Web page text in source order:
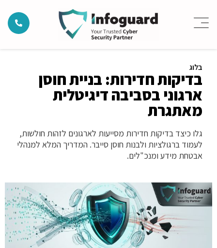
בלוג
בדיקות חדירות: בניית חוסן
ארגוני בסביבה דיגיטלית
מאתגרת
גלו כיצד בדיקות חדירות מסייעות לארגונים לזהות חולשות,
לעמוד ברגולציות ולבנות חוסן סייבר. המדריך המלא למנהלי
אבטחת מידע ומנכ"לים.